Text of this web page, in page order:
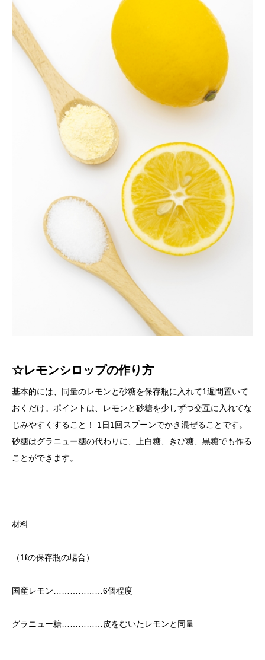
☆レモンシロップの作り方
基本的には、同量のレモンと砂糖を保存瓶に入れて1週間置いて
おくだけ。ポイントは、レモンと砂糖を少しずつ交互に入れてな
じみやすくすること！ 1日1回スプーンでかき混ぜることです。
砂糖はグラニュー糖の代わりに、上白糖、きび糖、黒糖でも作る
ことができます。
材料
（1ℓの保存瓶の場合）
国産レモン………………6個程度
グラニュー糖……………皮をむいたレモンと同量